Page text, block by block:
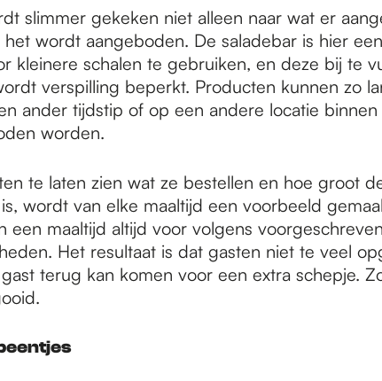
slimmer gekeken niet alleen naar wat er
wordt aangeboden. De saladebar is hier
kleinere schalen te gebruiken, en deze bij te
verspilling beperkt. Producten kunnen zo
ander tijdstip of op een andere locatie
worden.
te laten zien wat ze bestellen en hoe groot
wordt van elke maaltijd een voorbeeld
een maaltijd altijd voor volgens
Het resultaat is dat gasten niet te veel
terug kan komen voor een extra schepje.